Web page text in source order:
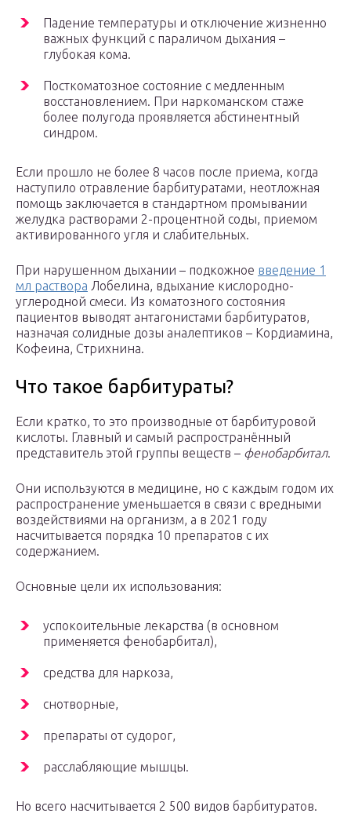
Падение температуры и отключение жизненно
важных функций с параличом дыхания –
глубокая кома.
Посткоматозное состояние с медленным
восстановлением. При наркоманском стаже
более полугода проявляется абстинентный
синдром.
Если прошло не более 8 часов после приема, когда
наступило отравление барбитуратами, неотложная
помощь заключается в стандартном промывании
желудка растворами 2-процентной соды, приемом
активированного угля и слабительных.
При нарушенном дыхании – подкожное введение 1
мл раствора Лобелина, вдыхание кислородно-
углеродной смеси. Из коматозного состояния
пациентов выводят антагонистами барбитуратов,
назначая солидные дозы аналептиков – Кордиамина,
Кофеина, Стрихнина.
Что такое барбитураты?
Если кратко, то это производные от барбитуровой
кислоты. Главный и самый распространённый
представитель этой группы веществ – фенобарбитал.
Они используются в медицине, но с каждым годом их
распространение уменьшается в связи с вредными
воздействиями на организм, а в 2021 году
насчитывается порядка 10 препаратов с их
содержанием.
Основные цели их использования:
успокоительные лекарства (в основном
применяется фенобарбитал),
средства для наркоза,
снотворные,
препараты от судорог,
расслабляющие мышцы.
Но всего насчитывается 2 500 видов барбитуратов.